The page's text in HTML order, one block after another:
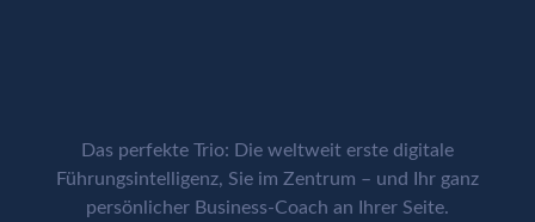
Das perfekte Trio: Die weltweit erste digitale
Führungsintelligenz, Sie im Zentrum – und Ihr ganz
persönlicher Business-Coach an Ihrer Seite.